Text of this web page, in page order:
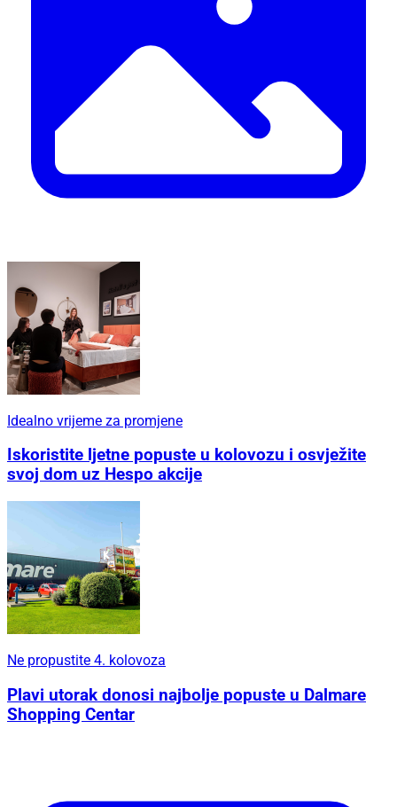
Idealno vrijeme za promjene
Iskoristite ljetne popuste u kolovozu i osvježite
svoj dom uz Hespo akcije
Ne propustite 4. kolovoza
Plavi utorak donosi najbolje popuste u Dalmare
Shopping Centar